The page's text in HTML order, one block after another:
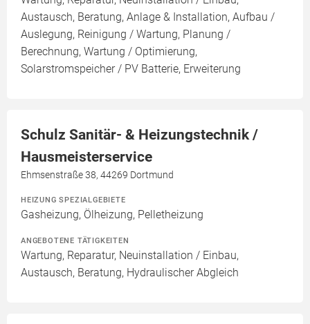
Austausch, Beratung, Anlage & Installation, Aufbau /
Auslegung, Reinigung / Wartung, Planung /
Berechnung, Wartung / Optimierung,
Solarstromspeicher / PV Batterie, Erweiterung
Schulz Sanitär- & Heizungstechnik /
Hausmeisterservice
Ehmsenstraße 38, 44269 Dortmund
HEIZUNG SPEZIALGEBIETE
Gasheizung, Ölheizung, Pelletheizung
ANGEBOTENE TÄTIGKEITEN
Wartung, Reparatur, Neuinstallation / Einbau,
Austausch, Beratung, Hydraulischer Abgleich